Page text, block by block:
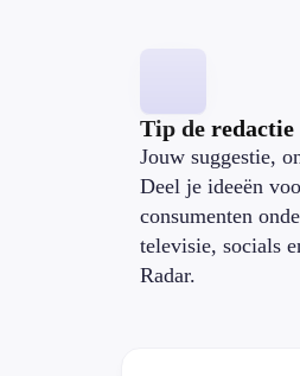
Tip de redactie
Jouw suggestie,
Deel je ideeën
consumenten
televisie, socials
Radar.